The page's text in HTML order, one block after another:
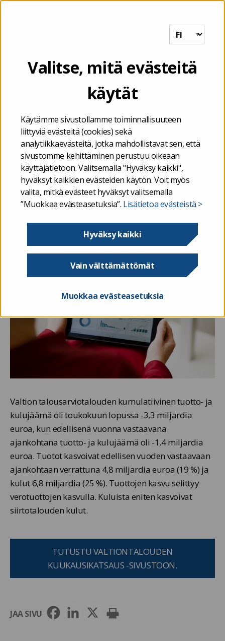
Valitse, mitä evästeitä
käytät
Käytämme sivustollamme toiminnallisuuteen
liittyviä evästeitä (cookies) sekä
analytiikkaevästeitä, jotka mahdollistavat sen, että
sivustomme kehittäminen perustuu oikeaan
käyttäjätietoon. Valitsemalla "Hyväksy kaikki",
hyväksyt kaikkien evästeiden käytön. Voit myös
valita, mitkä evästeet hyväksyt valitsemalla
”Muokkaa evästeasetuksia”. Lisätietoa evästeistä >
Hyväksy kaikki
Vain välttämättömät
Muokkaa evästeasetuksia
Valtiontalouden
kuukausikatsaus
toukokuulta 2023
uutiset
Valtion talousarviotalouden kumulatiivinen tuotto- ja
kulujäämä oli toukokuun lopussa -3,3 miljardia
euroa, kun edellisenä vuonna vastaavana
ajankohtana tuotto- ja kulujäämä oli -1,4 miljardia
euroa. Tuotot kasvoivat edellisen vuoden vastaavaan
ajankohtaan verrattuna 4,8 miljardia euroa (19 %) ja
kulut 6,8 miljardia (25 %). Tuottojen kasvu selittyy
verotuottojen kasvulla. Kuluista eniten kasvoivat
siirtotalouden kulut.
TUTUSTU VALTIONTALOUDEN
KUUKAUSIKATSAUS -SIVUSTOON.
JAA SIVU